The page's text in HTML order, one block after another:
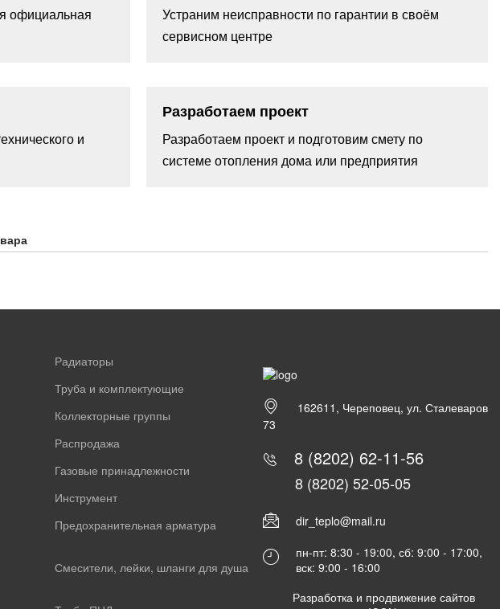
официальная
Устраним неисправности по гарантии в своём
сервисном центре
и
Разработаем проект
Разработаем проект и подготовим смету по
системе отопления дома или предприятия
Радиаторы
Труба и комплектующие
Коллекторные группы
Распродажа
Газовые принадлежности
Инструмент
Предохранительная арматура
Смесители, лейки, шланги для душа
162611, Череповец, ул. Сталеваров
73
8 (8202) 62-11-56
8 (8202) 52-05-05
dir_teplo@mail.ru
пн-пт: 8:30 - 19:00, сб: 9:00 - 17:00,
вск: 9:00 - 16:00
Разработка и продвижение сайтов